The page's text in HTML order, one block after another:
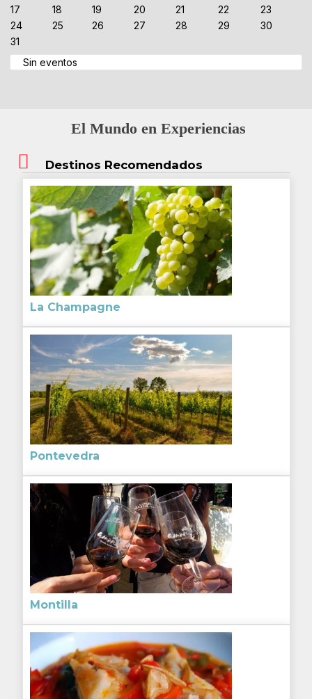
17 18 19 20 21 22
23
24
25 26 27 28 29
30
31
Sin eventos
El Mundo en Experiencias
Destinos Recomendados
La Champagne
Pontevedra
Montilla